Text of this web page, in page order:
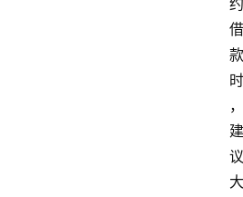
约
借
款
时
，
建
议
大